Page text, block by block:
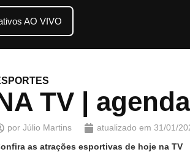
AO VIVO
TV |
por Júlio Martins atualizado em 31/01/
as atrações esportivas de hoje na TV